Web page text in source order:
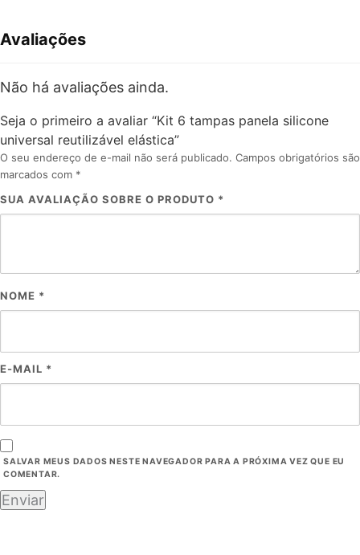
Avaliações
Não há avaliações ainda.
Seja o primeiro a avaliar “Kit 6 tampas panela silicone
universal reutilizável elástica”
O seu endereço de e-mail não será publicado. Campos obrigatórios são
marcados com *
SUA AVALIAÇÃO SOBRE O PRODUTO *
NOME *
E-MAIL *
SALVAR MEUS DADOS NESTE NAVEGADOR PARA A PRÓXIMA VEZ QUE EU
COMENTAR.